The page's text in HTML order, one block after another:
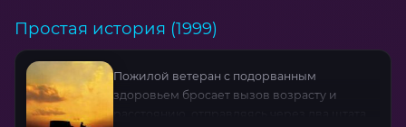
Простая история (1999)
Пожилой ветеран с подорванным
здоровьем бросает вызов возрасту и